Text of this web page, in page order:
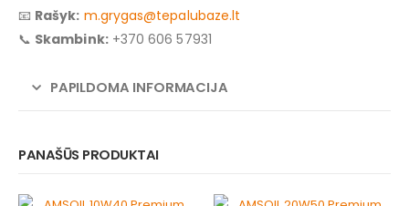
📧 Rašyk: m.grygas@tepalubaze.lt
📞 Skambink:+370 606 57931
PAPILDOMA INFORMACIJA
PANAŠŪS PRODUKTAI